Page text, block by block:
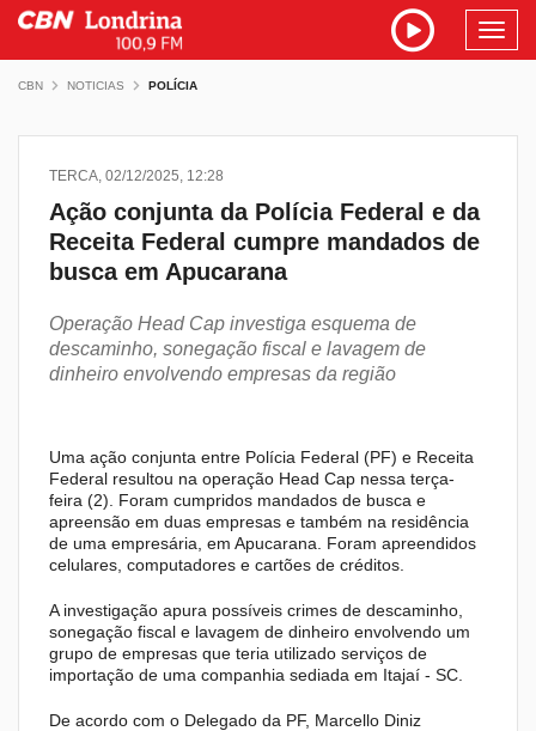
CBN NOTICIAS POLÍCIA
TERCA, 02/12/2025, 12:28
Ação conjunta da Polícia Federal e da
Receita Federal cumpre mandados de
busca em Apucarana
Operação Head Cap investiga esquema de
descaminho, sonegação fiscal e lavagem de
dinheiro envolvendo empresas da região
Uma ação conjunta entre Polícia Federal (PF) e Receita
Federal resultou na operação Head Cap nessa terça-
feira (2). Foram cumpridos mandados de busca e
apreensão em duas empresas e também na residência
de uma empresária, em Apucarana. Foram apreendidos
celulares, computadores e cartões de créditos.
A investigação apura possíveis crimes de descaminho,
sonegação fiscal e lavagem de dinheiro envolvendo um
grupo de empresas que teria utilizado serviços de
importação de uma companhia sediada em Itajaí - SC.
De acordo com o Delegado da PF, Marcello Diniz